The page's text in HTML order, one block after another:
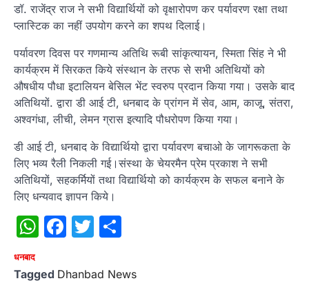
डॉ. राजेंद्र राज ने सभी विद्यार्थियों को वृक्षारोपण कर पर्यावरण रक्षा तथा
प्लास्टिक का नहीं उपयोग करने का शपथ दिलाई।
पर्यावरण दिवस पर गणमान्य अतिथि रूबी सांकृत्यायन, स्मिता सिंह ने भी
कार्यक्रम में सिरकत किये संस्थान के तरफ से सभी अतिथियों को
औषधीय पौधा इटालियन बेसिल भेंट स्वरुप प्रदान किया गया। उसके बाद
अतिथियों. द्वारा डी आई टी, धनबाद के प्रांगन में सेव, आम, काजू, संतरा,
अश्वगंधा, लीची, लेमन ग्रास इत्यादि पौधरोपण किया गया।
डी आई टी, धनबाद के विद्यार्थियो द्वारा पर्यावरण बचाओ के जागरूकता के
लिए भव्य रैली निकली गई।संस्था के चेयरमैन प्रेम प्रकाश ने सभी
अतिथियों, सहकर्मियों तथा विद्यार्थियो को कार्यक्रम के सफल बनाने के
लिए धन्यवाद ज्ञापन किये।
WhatsApp
Facebook
Twitter
धनबाद
Tagged Dhanbad News